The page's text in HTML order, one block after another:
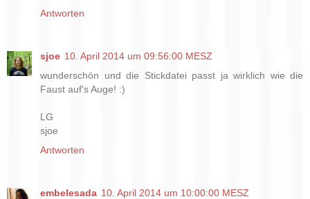
Antworten
sjoe 10. April 2014 um 09:56:00 MESZ
wunderschön und die Stickdatei passt ja wirklich wie die
Faust auf's Auge! :)
LG
sjoe
Antworten
embelesada 10. April 2014 um 10:00:00 MESZ